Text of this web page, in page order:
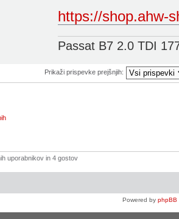
https://shop.ahw-
Passat B7 2.0 TDI
Prikaži prispevke prejšnjih:
uporabnikov in 4 gostov
Powered byphpBB